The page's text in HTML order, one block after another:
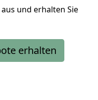
und erhalten Sie
erhalten